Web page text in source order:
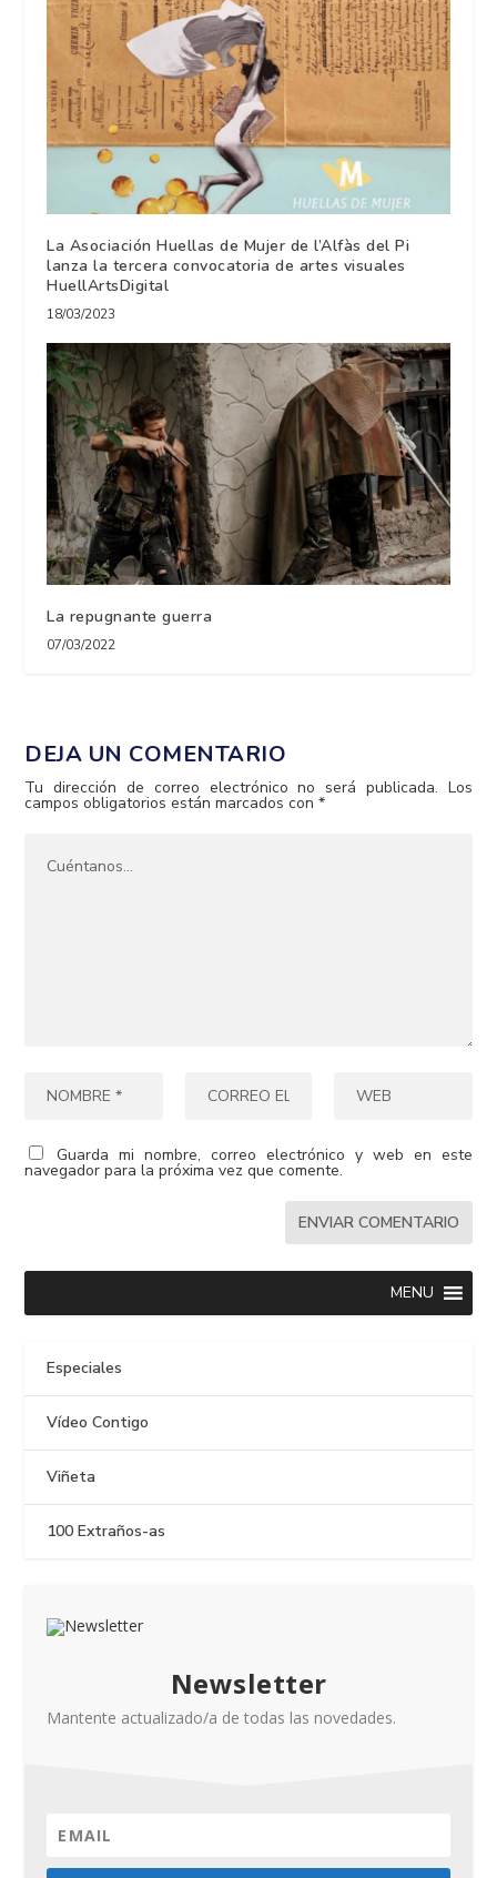
La Asociación Huellas de Mujer de l’Alfàs del Pi
lanza la tercera convocatoria de artes visuales
HuellArtsDigital
18/03/2023
La repugnante guerra
07/03/2022
DEJA UN COMENTARIO
Tu dirección de correo electrónico no será publicada. Los
campos obligatorios están marcados con*
Guarda mi nombre, correo electrónico y web en este
navegador para la próxima vez que comente.
MENU
Especiales
Vídeo Contigo
Viñeta
100 Extraños-as
Newsletter
Mantente actualizado/a de todas las novedades.